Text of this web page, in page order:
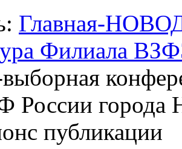
Главная-
Филиала
города
публикации